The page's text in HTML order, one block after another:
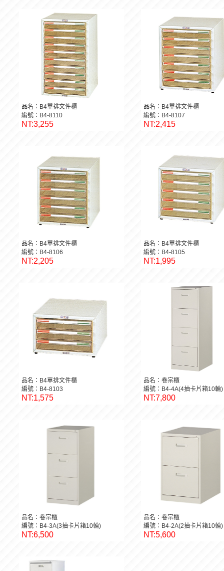
品名：B4單排文件櫃
編號：B4-8110
NT:3,255
品名：B4單排文件櫃
編號：B4-8107
NT:2,415
品名：B4單排文件櫃
編號：B4-8106
NT:2,205
品名：B4單排文件櫃
編號：B4-8105
NT:1,995
品名：B4單排文件櫃
編號：B4-8103
NT:1,575
品名：卷宗櫃
編號：B4-4A(4抽卡片箱10輪)
NT:7,800
品名：卷宗櫃
編號：B4-3A(3抽卡片箱10輪)
NT:6,500
品名：卷宗櫃
編號：B4-2A(2抽卡片箱10輪)
NT:5,600